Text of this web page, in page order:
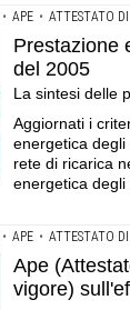
• APE • ATTESTATO
Prestazione
del 2005
La sintesi delle
Aggiornati i
energetica
rete di ricarica
energetica degli
• APE • ATTESTATO
Ape
vigore)